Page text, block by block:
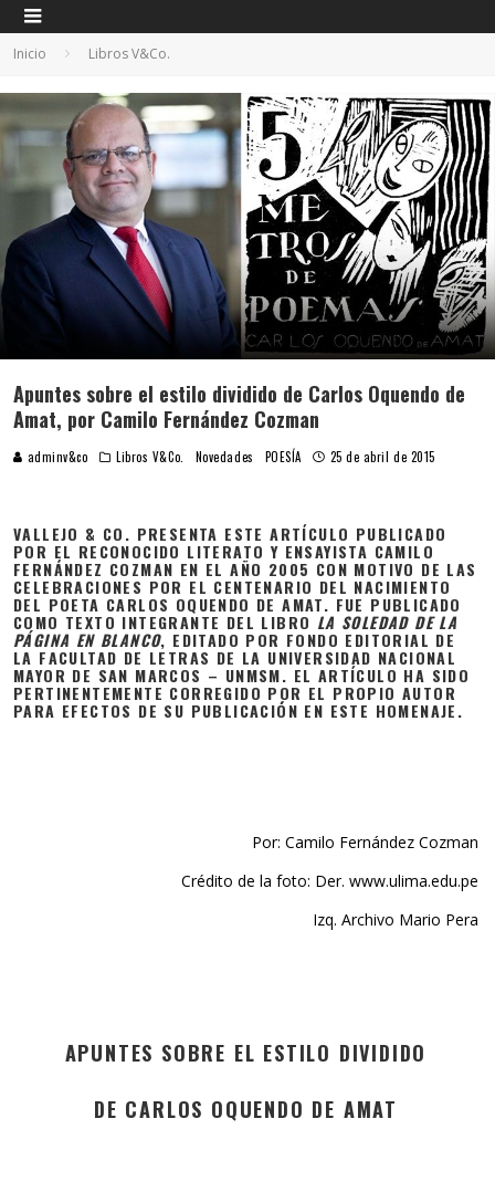
Inicio Libros V&Co.
Apuntes sobre el estilo dividido de Carlos Oquendo de
Amat, por Camilo Fernández Cozman
adminv&co Libros V&Co. Novedades POESÍA 25 de abril de 2015
VALLEJO & CO. PRESENTA ESTE ARTÍCULO PUBLICADO
POR EL RECONOCIDO LITERATO Y ENSAYISTA CAMILO
FERNÁNDEZ COZMAN EN EL AÑO 2005 CON MOTIVO DE LAS
CELEBRACIONES POR EL CENTENARIO DEL NACIMIENTO
DEL POETA CARLOS OQUENDO DE AMAT. FUE PUBLICADO
COMO TEXTO INTEGRANTE DEL LIBRO LA SOLEDAD DE LA
PÁGINA EN BLANCO, EDITADO POR FONDO EDITORIAL DE
LA FACULTAD DE LETRAS DE LA UNIVERSIDAD NACIONAL
MAYOR DE SAN MARCOS – UNMSM. EL ARTÍCULO HA SIDO
PERTINENTEMENTE CORREGIDO POR EL PROPIO AUTOR
PARA EFECTOS DE SU PUBLICACIÓN EN ESTE HOMENAJE.
Por: Camilo Fernández Cozman
Crédito de la foto: Der. www.ulima.edu.pe
Izq. Archivo Mario Pera
APUNTES SOBRE EL ESTILO DIVIDIDO
DE CARLOS OQUENDO DE AMAT